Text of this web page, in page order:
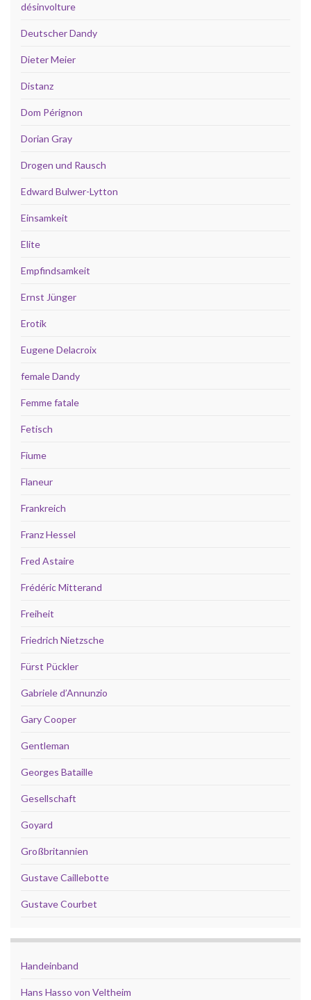
désinvolture
Deutscher Dandy
Dieter Meier
Distanz
Dom Pérignon
Dorian Gray
Drogen und Rausch
Edward Bulwer-Lytton
Einsamkeit
Elite
Empfindsamkeit
Ernst Jünger
Erotik
Eugene Delacroix
female Dandy
Femme fatale
Fetisch
Fiume
Flaneur
Frankreich
Franz Hessel
Fred Astaire
Frédéric Mitterand
Freiheit
Friedrich Nietzsche
Fürst Pückler
Gabriele d’Annunzio
Gary Cooper
Gentleman
Georges Bataille
Gesellschaft
Goyard
Großbritannien
Gustave Caillebotte
Gustave Courbet
Handeinband
Hans Hasso von Veltheim